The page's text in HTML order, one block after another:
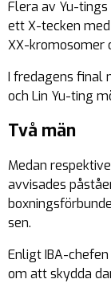
Flera av Yu-
ett X-tecken
XX-kromosomer
I fredagens final
och Lin Yu-ting
Två män
Medan
avvisades
sen.
Enligt IBA-
om att skydda